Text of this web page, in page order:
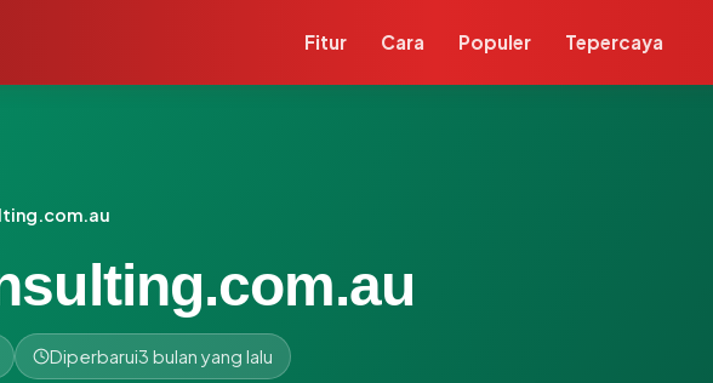
Fitur Cara Populer Tepercaya
Diperbarui3 bulan yang lalu